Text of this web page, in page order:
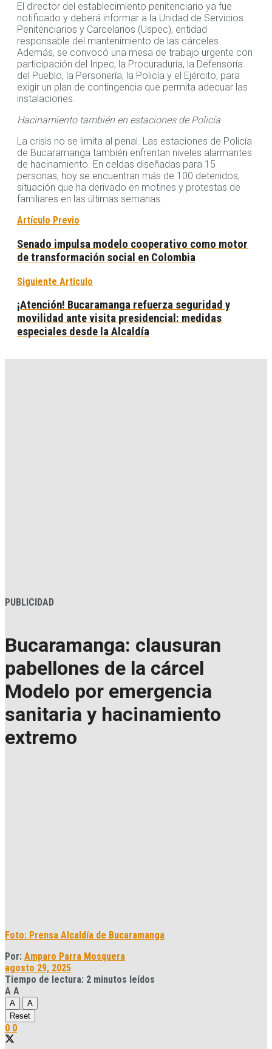
El director del establecimiento penitenciario ya fue
notificado y deberá informar a la Unidad de Servicios
Penitenciarios y Carcelarios (Uspec), entidad
responsable del mantenimiento de las cárceles.
Además, se convocó una mesa de trabajo urgente con
participación del Inpec, la Procuraduría, la Defensoría
del Pueblo, la Personería, la Policía y el Ejército, para
exigir un plan de contingencia que permita adecuar las
instalaciones.
Hacinamiento también en estaciones de Policía
La crisis no se limita al penal. Las estaciones de Policía
de Bucaramanga también enfrentan niveles alarmantes
de hacinamiento. En celdas diseñadas para 15
personas, hoy se encuentran más de 100 detenidos,
situación que ha derivado en motines y protestas de
familiares en las últimas semanas.
Artículo Previo
Senado impulsa modelo cooperativo como motor
de transformación social en Colombia
Siguiente Artículo
¡Atención! Bucaramanga refuerza seguridad y
movilidad ante visita presidencial: medidas
especiales desde la Alcaldía
PUBLICIDAD
Bucaramanga: clausuran
pabellones de la cárcel
Modelo por emergencia
sanitaria y hacinamiento
extremo
Foto: Prensa Alcaldía de Bucaramanga
Por: Amparo Parra Mosquera
agosto 29, 2025
Tiempo de lectura: 2 minutos leídos
A A
A
A
Reset
0 0